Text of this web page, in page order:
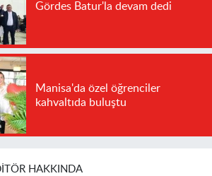
Gördes Batur'la devam dedi
Manisa'da özel öğrenciler
kahvaltıda buluştu
HAKKINDA